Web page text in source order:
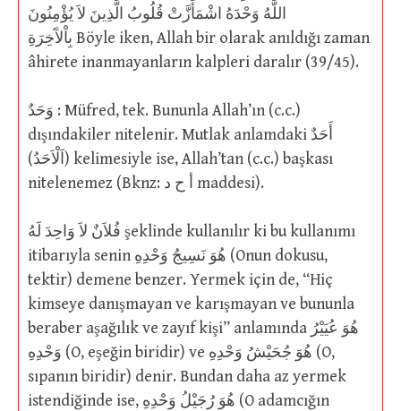
اللَّهُ وَحْدَهُ اشْمَأَزَّتْ قُلُوبُ الَّذِينَ لاَ يُؤْمِنُونَ
بِاْلآَخِرَةِ Böyle iken, Allah bir olarak anıldığı zaman
âhirete inanmayanların kalpleri daralır (39/45).
وَحَدٌ : Müfred, tek. Bununla Allah’ın (c.c.)
dışındakiler nitelenir. Mutlak anlamdaki أَحَدٌ
(اَلْاَحَدُ) kelimesiyle ise, Allah’tan (c.c.) başkası
nitelenemez (Bknz: أ ح د maddesi).
فُلاَنٌ لاَ وَاحِدَ لَهُ şeklinde kullanılır ki bu kullanımı
itibarıyla senin هُوَ نَسِيجُ وَحْدِهِ (Onun dokusu,
tektir) demene benzer. Yermek için de, “Hiç
kimseye danışmayan ve karışmayan ve bununla
beraber aşağılık ve zayıf kişi” anlamında هُوَ عُيَيْرُ
وَحْدِهِ (O, eşeğin biridir) ve هُوَ جُحَيْشُ وَحْدِهِ (O,
sıpanın biridir) denir. Bundan daha az yermek
istendiğinde ise, هُوَ رُجَيْلُ وَحْدِهِ (O adamcığın